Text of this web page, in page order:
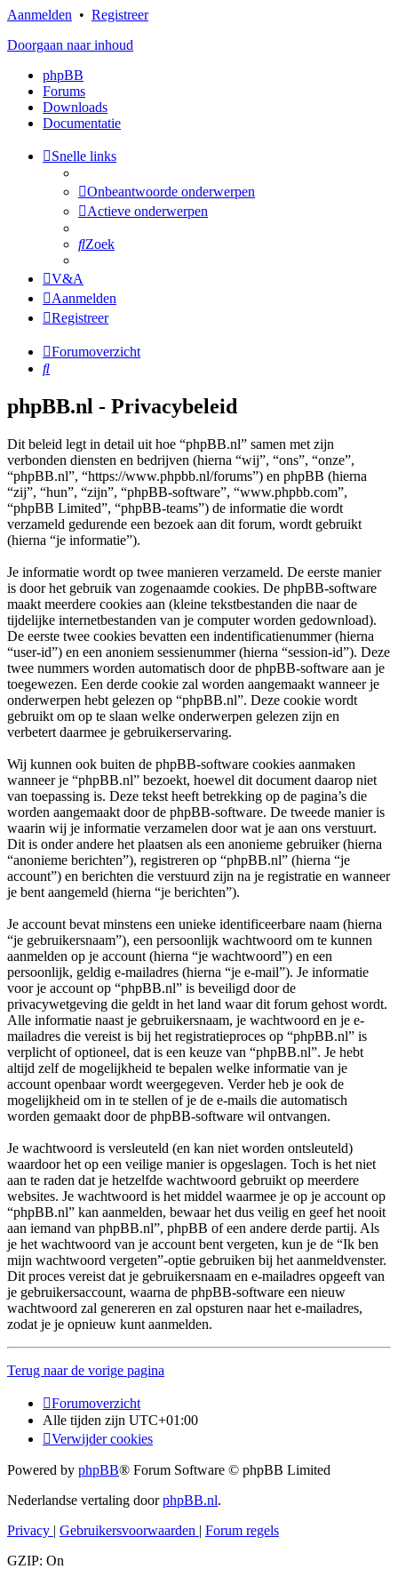
Aanmelden • Registreer
Doorgaan naar inhoud
phpBB
Forums
Downloads
Documentatie
Snelle links
Onbeantwoorde onderwerpen
Actieve onderwerpen
Zoek
V&A
Aanmelden
Registreer
Forumoverzicht
Zoek
phpBB.nl - Privacybeleid
Dit beleid legt in detail uit hoe “phpBB.nl” samen met zijn
verbonden diensten en bedrijven (hierna “wij”, “ons”, “onze”,
“phpBB.nl”, “https://www.phpbb.nl/forums”) en phpBB (hierna
“zij”, “hun”, “zijn”, “phpBB-software”, “www.phpbb.com”,
“phpBB Limited”, “phpBB-teams”) de informatie die wordt
verzameld gedurende een bezoek aan dit forum, wordt gebruikt
(hierna “je informatie”).
Je informatie wordt op twee manieren verzameld. De eerste manier
is door het gebruik van zogenaamde cookies. De phpBB-software
maakt meerdere cookies aan (kleine tekstbestanden die naar de
tijdelijke internetbestanden van je computer worden gedownload).
De eerste twee cookies bevatten een indentificatienummer (hierna
“user-id”) en een anoniem sessienummer (hierna “session-id”). Deze
twee nummers worden automatisch door de phpBB-software aan je
toegewezen. Een derde cookie zal worden aangemaakt wanneer je
onderwerpen hebt gelezen op “phpBB.nl”. Deze cookie wordt
gebruikt om op te slaan welke onderwerpen gelezen zijn en
verbetert daarmee je gebruikerservaring.
Wij kunnen ook buiten de phpBB-software cookies aanmaken
wanneer je “phpBB.nl” bezoekt, hoewel dit document daarop niet
van toepassing is. Deze tekst heeft betrekking op de pagina’s die
worden aangemaakt door de phpBB-software. De tweede manier is
waarin wij je informatie verzamelen door wat je aan ons verstuurt.
Dit is onder andere het plaatsen als een anonieme gebruiker (hierna
“anonieme berichten”), registreren op “phpBB.nl” (hierna “je
account”) en berichten die verstuurd zijn na je registratie en wanneer
je bent aangemeld (hierna “je berichten”).
Je account bevat minstens een unieke identificeerbare naam (hierna
“je gebruikersnaam”), een persoonlijk wachtwoord om te kunnen
aanmelden op je account (hierna “je wachtwoord”) en een
persoonlijk, geldig e-mailadres (hierna “je e-mail”). Je informatie
voor je account op “phpBB.nl” is beveiligd door de
privacywetgeving die geldt in het land waar dit forum gehost wordt.
Alle informatie naast je gebruikersnaam, je wachtwoord en je e-
mailadres die vereist is bij het registratieproces op “phpBB.nl” is
verplicht of optioneel, dat is een keuze van “phpBB.nl”. Je hebt
altijd zelf de mogelijkheid te bepalen welke informatie van je
account openbaar wordt weergegeven. Verder heb je ook de
mogelijkheid om in te stellen of je de e-mails die automatisch
worden gemaakt door de phpBB-software wil ontvangen.
Je wachtwoord is versleuteld (en kan niet worden ontsleuteld)
waardoor het op een veilige manier is opgeslagen. Toch is het niet
aan te raden dat je hetzelfde wachtwoord gebruikt op meerdere
websites. Je wachtwoord is het middel waarmee je op je account op
“phpBB.nl” kan aanmelden, bewaar het dus veilig en geef het nooit
aan iemand van phpBB.nl”, phpBB of een andere derde partij. Als
je het wachtwoord van je account bent vergeten, kun je de “Ik ben
mijn wachtwoord vergeten”-optie gebruiken bij het aanmeldvenster.
Dit proces vereist dat je gebruikersnaam en e-mailadres opgeeft van
je gebruikersaccount, waarna de phpBB-software een nieuw
wachtwoord zal genereren en zal opsturen naar het e-mailadres,
zodat je je opnieuw kunt aanmelden.
Terug naar de vorige pagina
Forumoverzicht
Alle tijden zijn UTC+01:00
Verwijder cookies
Powered by phpBB® Forum Software © phpBB Limited
Nederlandse vertaling doorphpBB.nl.
Privacy | Gebruikersvoorwaarden | Forum regels
GZIP: On